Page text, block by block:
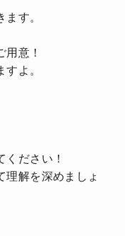
す。
意！
よ。
ださい！
理解を深めましょ